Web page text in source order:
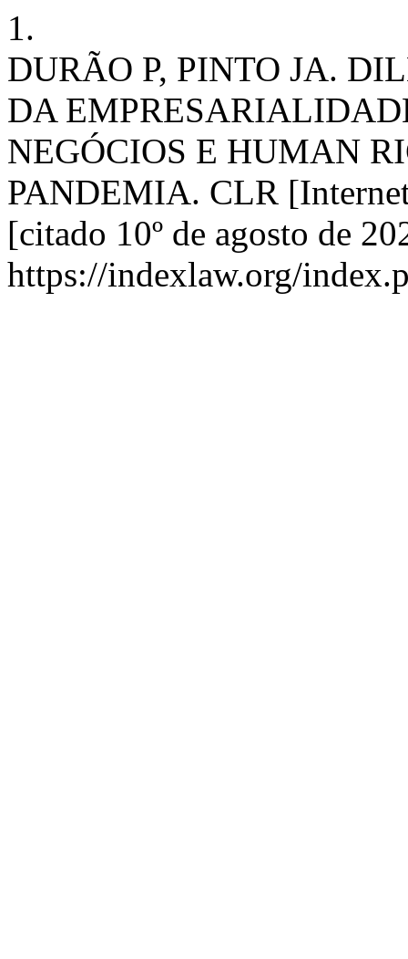
1.
DURÃO P, PINTO JA.
DA
NEGÓCIOS E HUMAN
PANDEMIA. CLR
[citado 10º de agosto de
https://indexlaw.org/